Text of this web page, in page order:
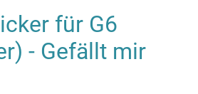
für G6
- Gefällt mir